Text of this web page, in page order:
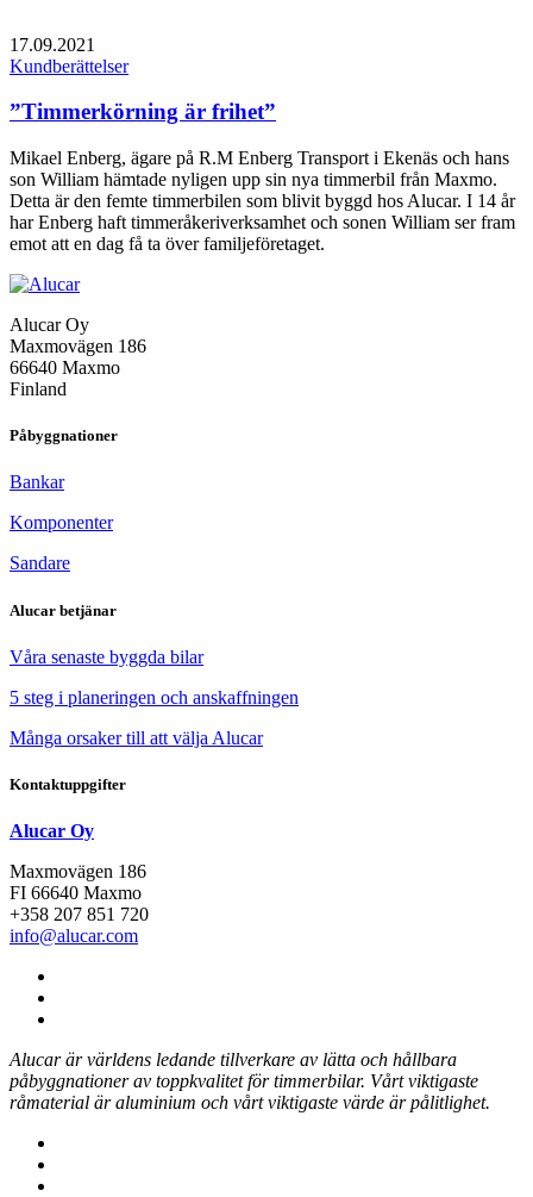
17.09.2021
Kundberättelser
”Timmerkörning är frihet”
Mikael Enberg, ägare på R.M Enberg Transport i Ekenäs och hans
son William hämtade nyligen upp sin nya timmerbil från Maxmo.
Detta är den femte timmerbilen som blivit byggd hos Alucar. I 14 år
har Enberg haft timmeråkeriverksamhet och sonen William ser fram
emot att en dag få ta över familjeföretaget.
Alucar Oy
Maxmovägen 186
66640 Maxmo
Finland
Påbyggnationer
Bankar
Komponenter
Sandare
Alucar betjänar
Våra senaste byggda bilar
5 steg i planeringen och anskaffningen
Många orsaker till att välja Alucar
Kontaktuppgifter
Alucar Oy
Maxmovägen 186
FI 66640 Maxmo
+358 207 851 720
info@alucar.com
Alucar är världens ledande tillverkare av lätta och hållbara
påbyggnationer av toppkvalitet för timmerbilar. Vårt viktigaste
råmaterial är aluminium och vårt viktigaste värde är pålitlighet.